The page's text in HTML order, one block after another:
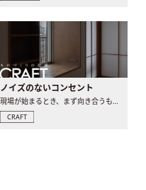
ノイズのないコンセント
CRAFT